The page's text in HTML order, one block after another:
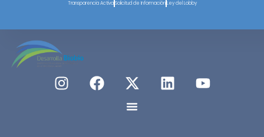
Transparencia Activa Solicitud de Información Ley del Lobby